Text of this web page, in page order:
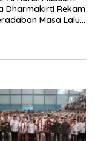
Dharmakirti Rekam
Masa Lalu